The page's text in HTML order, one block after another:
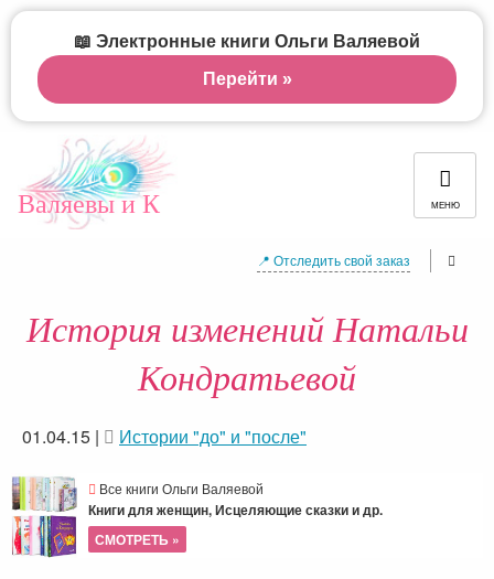
Валяевы и К МЕНЮ
📍 Отследить свой заказ
История изменений Натальи
Кондратьевой
01.04.15 | Истории "до" и "после"
Все книги Ольги Валяевой
Книги для женщин, Исцеляющие сказки и др.
СМОТРЕТЬ »
📖 Электронные книги Ольги Валяевой
Перейти »